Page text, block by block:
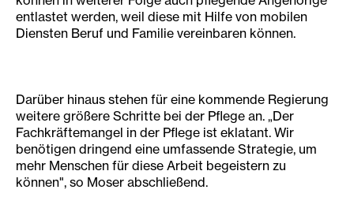
entlastet werden, weil diese mit Hilfe von mobilen
Diensten Beruf und Familie vereinbaren können.
Darüber hinaus stehen für eine kommende Regierung
weitere größere Schritte bei der Pflege an. „Der
Fachkräftemangel in der Pflege ist eklatant. Wir
benötigen dringend eine umfassende Strategie, um
mehr Menschen für diese Arbeit begeistern zu
können", so Moser abschließend.